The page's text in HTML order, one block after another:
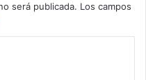
será publicada. Los campos